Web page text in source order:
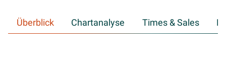
Überblick Chartanalyse Times & Sales